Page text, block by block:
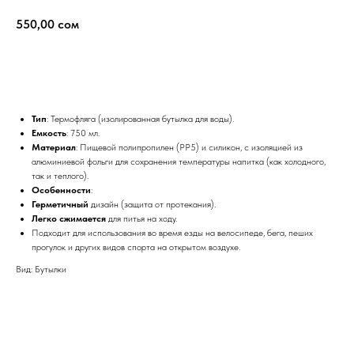
550,00 сом
Тип: Термофляга (изолированная бутылка для воды).
Емкость: 750 мл.
Материал: Пищевой полипропилен (PP5) и силикон, с изоляцией из
алюминиевой фольги для сохранения температуры напитка (как холодного,
так и теплого).
Особенности:
Герметичный дизайн (защита от протекания).
Легко сжимается для питья на ходу.
Подходит для использования во время езды на велосипеде, бега, пеших
прогулок и других видов спорта на открытом воздухе.
Вид: Бутылки